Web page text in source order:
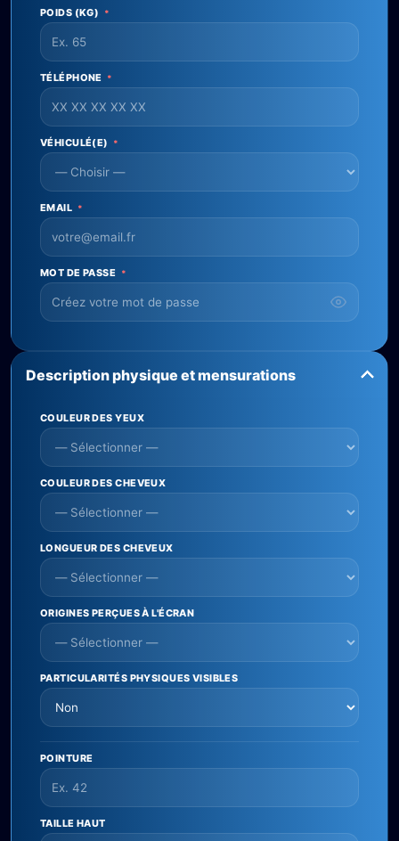
POIDS (KG) *
TÉLÉPHONE *
VÉHICULÉ(E) *
EMAIL *
MOT DE PASSE *
Description physique et mensurations
COULEUR DES YEUX
COULEUR DES CHEVEUX
LONGUEUR DES CHEVEUX
ORIGINES PERÇUES À L'ÉCRAN
PARTICULARITÉS PHYSIQUES VISIBLES
POINTURE
TAILLE HAUT